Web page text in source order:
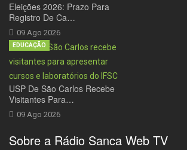
Eleições 2026: Prazo Para
Registro De Ca…
09 Ago 2026
USP De São Carlos Recebe
Visitantes Para…
09 Ago 2026
EDUCAÇÃO
Sobre a Rádio Sanca Web TV